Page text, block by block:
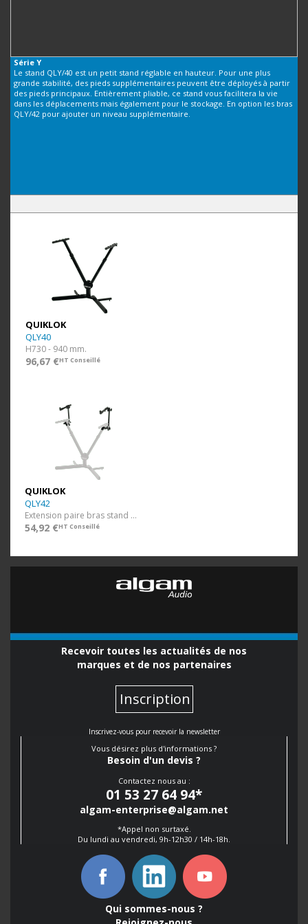
Série Y
Le stand QLY/40 est un petit stand réglable en hauteur. Pour une plus
grande stabilité, des pieds supplémentaires peuvent être déployés à partir
des pieds principaux. Entièrement pliable, ce stand vous facilitera la vie
dans les déplacements mais également pour le stockage. En option les bras
QLY/42 pour ajouter un niveau supplémentaire.
QUIKLOK
QLY40
H730 - 940 mm.
96,67 €HT Conseillé
QUIKLOK
QLY42
Extension paire bras stand QLY/40.
54,92 €HT Conseillé
Recevoir toutes les actualités de nos
marques et de nos partenaires
Inscription
Inscrivez-vous pour recevoir la newsletter
Vous désirez plus d'informations ?
Besoin d'un devis ?
Contactez nous au :
01 53 27 64 94*
algam-enterprise@algam.net
*Appel non surtaxé.
Du lundi au vendredi, 9h-12h30 / 14h-18h.
Qui sommes-nous ?